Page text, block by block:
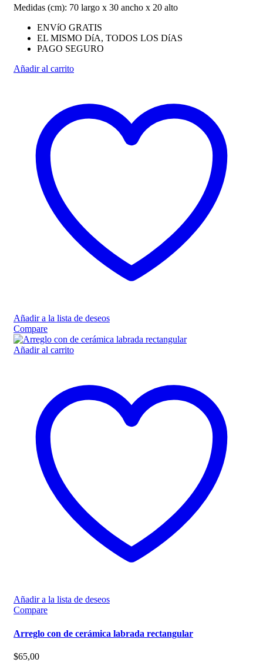
Medidas (cm): 70 largo x 30 ancho x 20 alto
ENVíO GRATIS
EL MISMO DíA, TODOS LOS DíAS
PAGO SEGURO
Añadir al carrito
Añadir a la lista de deseos
Compare
Añadir al carrito
Añadir a la lista de deseos
Compare
Arreglo con de cerámica labrada rectangular
$65,00